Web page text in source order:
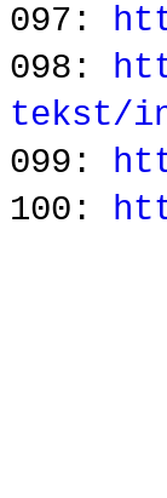
097:
098:
tekst/
099:
100: